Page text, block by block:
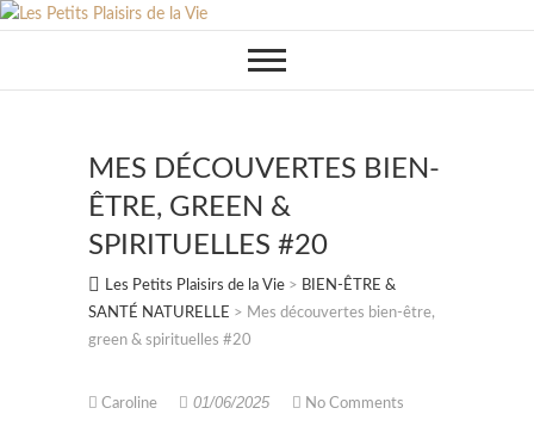
Skip
MES DÉCOUVERTES BIEN-
ÊTRE, GREEN &
SPIRITUELLES #20
Les Petits Plaisirs de la Vie > BIEN-ÊTRE &
SANTÉ NATURELLE > Mes découvertes bien-être,
green & spirituelles #20
Caroline 01/06/2025 No Comments